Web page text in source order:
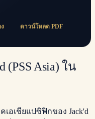
ดาวน์โหลด PDF
Asia) ใน
อเชียแปซิฟิกของ Jack'd